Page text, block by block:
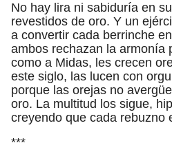
No hay lira ni sabiduría en
revestidos de oro. Y un
a convertir cada berrinche
ambos rechazan la armonía
como a Midas, les crecen
este siglo, las lucen con
porque las orejas no
oro. La multitud los sigue,
creyendo que cada rebuzno
***